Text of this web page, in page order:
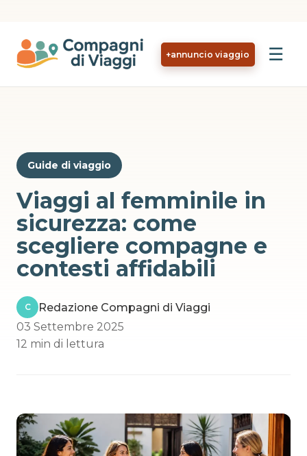
+annuncio viaggio ☰
Guide di viaggio
Viaggi al femminile in
sicurezza: come
scegliere compagne e
contesti affidabili
C
Redazione Compagni di Viaggi
03 Settembre 2025
12 min di lettura